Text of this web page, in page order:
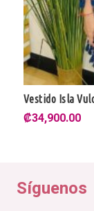
Blusa Versage
₡29,900.00
Síguenos